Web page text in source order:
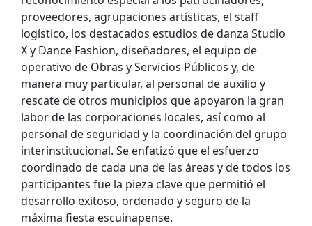
proveedores, agrupaciones artísticas, el staff
logístico, los destacados estudios de danza Studio
X y Dance Fashion, diseñadores, el equipo de
operativo de Obras y Servicios Públicos y, de
manera muy particular, al personal de auxilio y
rescate de otros municipios que apoyaron la gran
labor de las corporaciones locales, así como al
personal de seguridad y la coordinación del grupo
interinstitucional. Se enfatizó que el esfuerzo
coordinado de cada una de las áreas y de todos los
participantes fue la pieza clave que permitió el
desarrollo exitoso, ordenado y seguro de la
máxima fiesta escuinapense.